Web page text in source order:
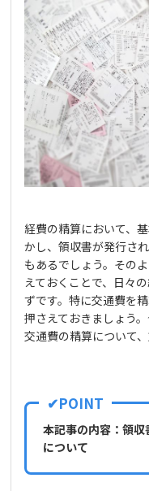
経費の精算において、
かし、領収書が発行さ
もあるでしょう。その
えておくことで、日々
ずです。特に交通費を
押さえておきましょう
交通費の精算について
本記事の内容：領
について